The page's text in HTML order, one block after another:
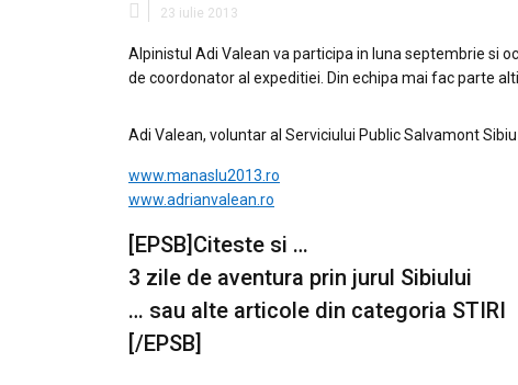
23 iulie 2013
Alpinistul Adi Valean va participa in luna septembrie si
de coordonator al expeditiei. Din echipa mai fac parte
Adi Valean, voluntar al Serviciului Public Salvamont
www.manaslu2013.ro
www.adrianvalean.ro
[EPSB]Citeste si …
3 zile de aventura prin jurul Sibiului
… sau alte articole din categoria STIRI
[/EPSB]